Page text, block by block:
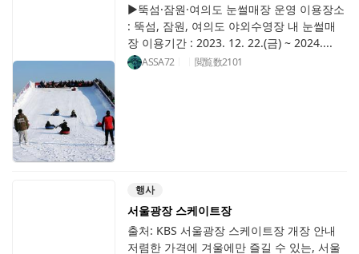
▶뚝섬·잠원·여의도 눈썰매장 운영 이용장소
: 뚝섬, 잠원, 여의도 야외수영장 내 눈썰매
장 이용기간 : 2023. 12. 22.(금) ~ 2024....
ASSA72 閲覧数2101
행사
서울광장 스케이트장
출처: KBS 서울광장 스케이트장 개장 안내
저렴한 가격에 겨울에만 즐길 수 있는, 서울